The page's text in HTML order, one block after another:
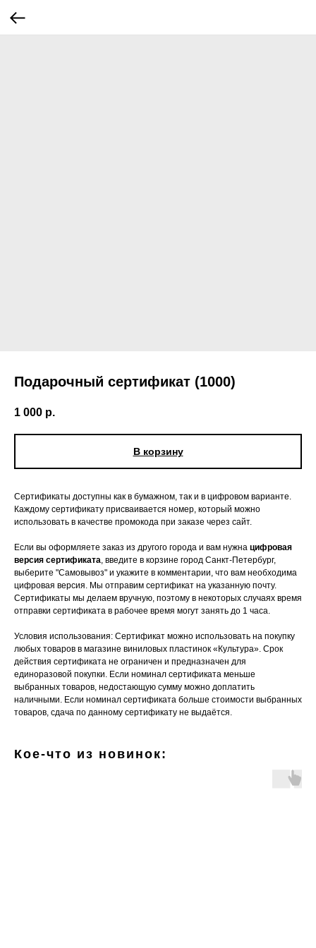
Подарочный сертификат (1000)
1 000 р.
В корзину
Сертификаты доступны как в бумажном, так и в цифровом варианте.
Каждому сертификату присваивается номер, который можно
использовать в качестве промокода при заказе через сайт.
Если вы оформляете заказ из другого города и вам нужна цифровая
версия сертификата, введите в корзине город Санкт-Петербург,
выберите "Самовывоз" и укажите в комментарии, что вам необходима
цифровая версия. Мы отправим сертификат на указанную почту.
Сертификаты мы делаем вручную, поэтому в некоторых случаях время
отправки сертификата в рабочее время могут занять до 1 часа.
Условия использования: Сертификат можно использовать на покупку
любых товаров в магазине виниловых пластинок «Культура». Срок
действия сертификата не ограничен и предназначен для
единоразовой покупки. Если номинал сертификата меньше
выбранных товаров, недостающую сумму можно доплатить
наличными. Если номинал сертификата больше стоимости выбранных
товаров, сдача по данному сертификату не выдаётся.
Кое-что из новинок: